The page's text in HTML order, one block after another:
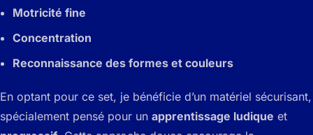
Motricité fine
Concentration
Reconnaissance des formes et couleurs
En optant pour ce set, je bénéficie d’un matériel sécurisant,
spécialement pensé pour un apprentissage ludique et